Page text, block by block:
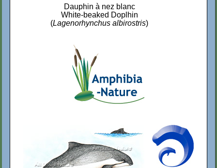
Dauphin à nez blanc
White-beaked Doplhin
(Lagenorhynchus albirostris)